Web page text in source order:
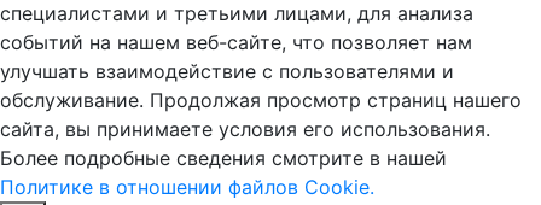
специалистами и третьими лицами, для анализа
событий на нашем веб-сайте, что позволяет нам
улучшать взаимодействие с пользователями и
обслуживание. Продолжая просмотр страниц нашего
сайта, вы принимаете условия его использования.
Более подробные сведения смотрите в нашей
Политике в отношении файлов Cookie.